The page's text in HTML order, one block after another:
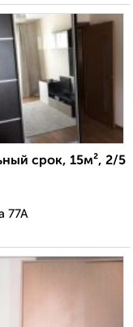
срок, 15м², 2/5
77А